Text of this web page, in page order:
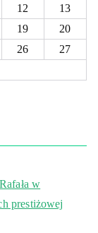
12
13
19
20
26
27
w
prestiżowej